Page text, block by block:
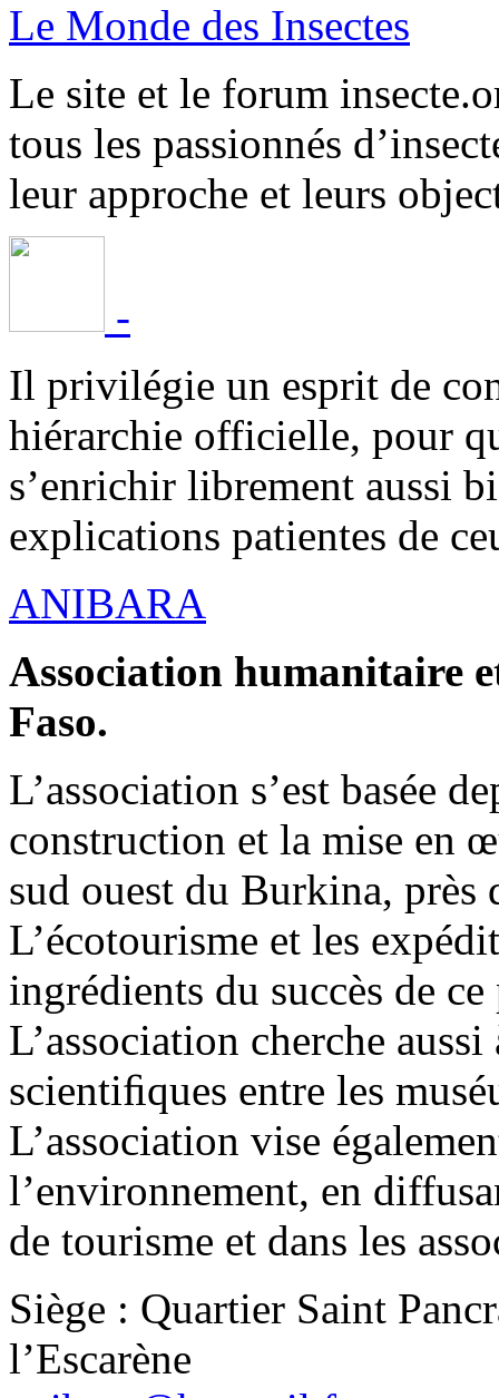
Le Monde des Insectes
Le site et le forum
tous les passionnés
leur approche et leurs
-
Il privilégie un esprit de
hiérarchie officielle, pour
s’enrichir librement aussi
explications patientes de
ANIBARA
Association humanitaire
Faso.
L’association s’est basée
construction et la mise en
sud ouest du Burkina,
L’écotourisme et les
ingrédients du succès de
L’association cherche
scientiﬁques entre les
L’association vise
l’environnement, en
de tourisme et dans les
Siège : Quartier Saint
l’Escarène